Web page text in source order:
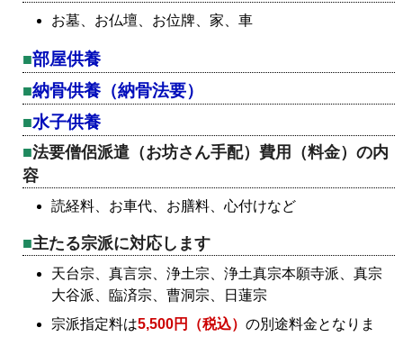
お墓、お仏壇、お位牌、家、車
部屋供養
納骨供養（納骨法要）
水子供養
法要僧侶派遣（お坊さん手配）費用（料金）の内
容
読経料、お車代、お膳料、心付けなど
主たる宗派に対応します
天台宗、真言宗、浄土宗、浄土真宗本願寺派、真宗
大谷派、臨済宗、曹洞宗、日蓮宗
宗派指定料は5,500円（税込） の別途料金となりま